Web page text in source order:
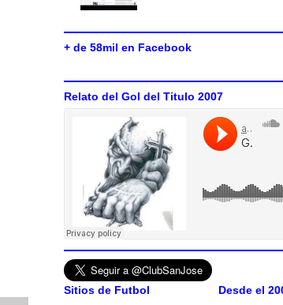
+ de 58mil en Facebook
Relato del Gol del Titulo 2007
Sitios de Futbol Desde el